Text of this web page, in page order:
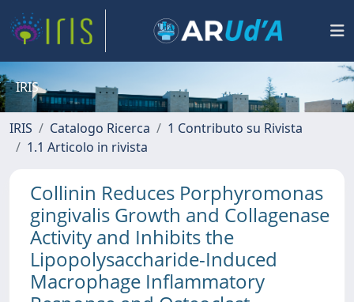
IRIS
IRIS Catalogo Ricerca
1 Contributo su Rivista
1.1 Articolo in rivista
Collinin Reduces Porphyromonas
gingivalis Growth and Collagenase
Activity and Inhibits the
Lipopolysaccharide-Induced
Macrophage Inflammatory